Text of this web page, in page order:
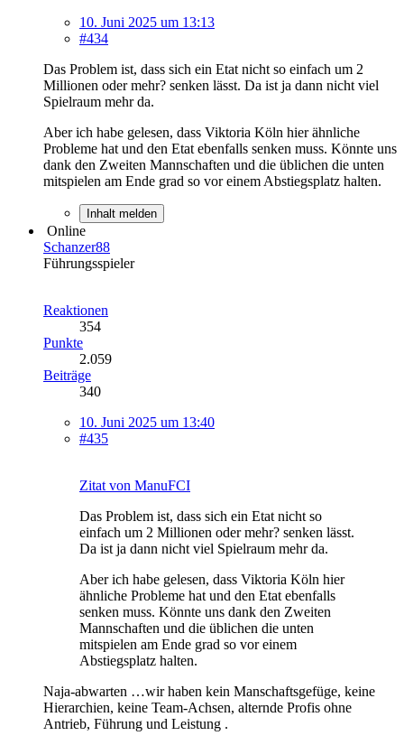
10. Juni 2025 um 13:13
#434
Das Problem ist, dass sich ein Etat nicht so einfach um 2
Millionen oder mehr? senken lässt. Da ist ja dann nicht viel
Spielraum mehr da.
Aber ich habe gelesen, dass Viktoria Köln hier ähnliche
Probleme hat und den Etat ebenfalls senken muss. Könnte uns
dank den Zweiten Mannschaften und die üblichen die unten
mitspielen am Ende grad so vor einem Abstiegsplatz halten.
Inhalt melden
Online
Schanzer88
Führungsspieler
Reaktionen
354
Punkte
2.059
Beiträge
340
10. Juni 2025 um 13:40
#435
Zitat von ManuFCI
Das Problem ist, dass sich ein Etat nicht so
einfach um 2 Millionen oder mehr? senken lässt.
Da ist ja dann nicht viel Spielraum mehr da.
Aber ich habe gelesen, dass Viktoria Köln hier
ähnliche Probleme hat und den Etat ebenfalls
senken muss. Könnte uns dank den Zweiten
Mannschaften und die üblichen die unten
mitspielen am Ende grad so vor einem
Abstiegsplatz halten.
Naja-abwarten …wir haben kein Manschaftsgefüge, keine
Hierarchien, keine Team-Achsen, alternde Profis ohne
Antrieb, Führung und Leistung .